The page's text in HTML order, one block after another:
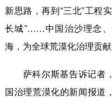
新思路，再到“三北”工程
长城”……中国治沙理念
海，为全球荒漠化治理贡
萨科尔斯基告诉记者，
国治理荒漠化的新闻报道